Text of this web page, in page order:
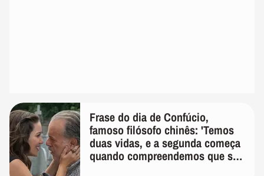
Frase do dia de Confúcio,
famoso filósofo chinês: 'Temos
duas vidas, e a segunda começa
quando compreendemos que só